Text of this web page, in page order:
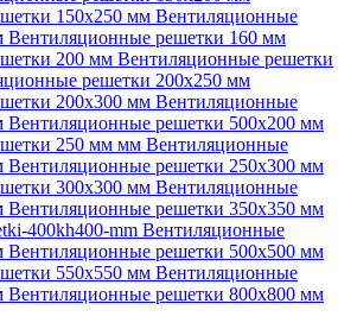
150х250 мм Вентиляционные
Вентиляционные решетки 160 мм
200 мм Вентиляционные решетки
решетки 200х250 мм
200х300 мм Вентиляционные
Вентиляционные решетки 500х200 мм
250 мм мм Вентиляционные
Вентиляционные решетки 250х300 мм
300х300 мм Вентиляционные
Вентиляционные решетки 350х350 мм
400kh400-mm Вентиляционные
Вентиляционные решетки 500х500 мм
550х550 мм Вентиляционные
Вентиляционные решетки 800х800 мм